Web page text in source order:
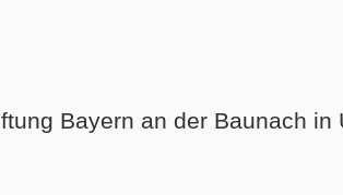
Bayern an der Baunach in